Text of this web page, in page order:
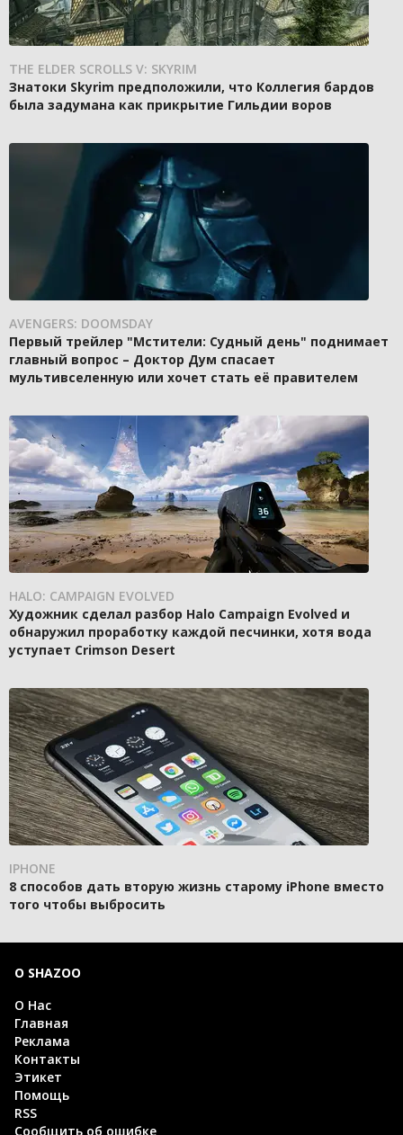
THE ELDER SCROLLS V: SKYRIM
Знатоки Skyrim предположили, что Коллегия бардов
была задумана как прикрытие Гильдии воров
AVENGERS: DOOMSDAY
Первый трейлер "Мстители: Судный день" поднимает
главный вопрос – Доктор Дум спасает
мультивселенную или хочет стать её правителем
HALO: CAMPAIGN EVOLVED
Художник сделал разбор Halo Campaign Evolved и
обнаружил проработку каждой песчинки, хотя вода
уступает Crimson Desert
IPHONE
8 способов дать вторую жизнь старому iPhone вместо
того чтобы выбросить
О SHAZOO
О Нас
Главная
Реклама
Контакты
Этикет
Помощь
RSS
Сообщить об ошибке